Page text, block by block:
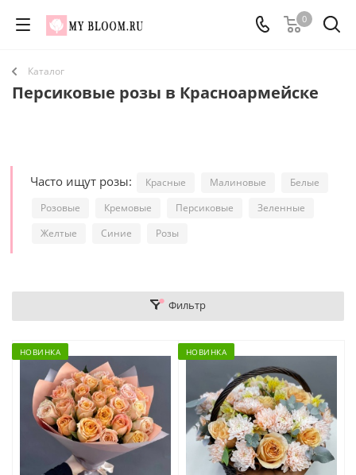
0
Каталог
Персиковые розы в Красноармейске
Часто ищут розы: Красные Малиновые
Белые
Розовые
Кремовые Персиковые
Зеленные
Желтые
Синие Розы
Фильтр
НОВИНКА НОВИНКА